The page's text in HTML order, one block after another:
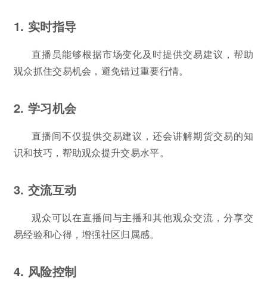
1. 实时指导
直播员能够根据市场变化及时提供交易建议，帮助
观众抓住交易机会，避免错过重要行情。
2. 学习机会
直播间不仅提供交易建议，还会讲解期货交易的知
识和技巧，帮助观众提升交易水平。
3. 交流互动
观众可以在直播间与主播和其他观众交流，分享交
易经验和心得，增强社区归属感。
4. 风险控制